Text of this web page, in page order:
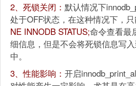
2、死锁关闭： 默认情况下
处于OFF状态，在这种情况下，
NE INNODB STATUS;命令查看最
细信息，但是不会将死锁信息写
中。
3、性能影响： 开启